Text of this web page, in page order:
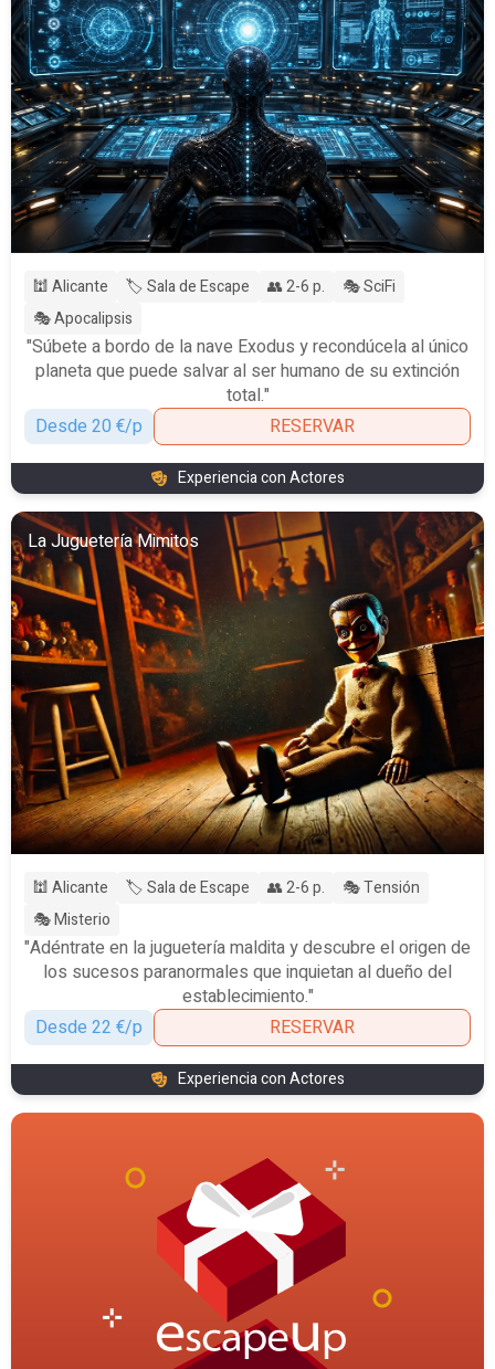
🕍 Alicante 🏷️ Sala de Escape 👥 2-6 p.
🎭 SciFi
🎭 Apocalipsis
"Súbete a bordo de la nave Exodus y recondúcela al único
planeta que puede salvar al ser humano de su extinción
total."
Desde 20 €/p
RESERVAR
Experiencia con Actores
La Juguetería Mimitos
🕍 Alicante 🏷️ Sala de Escape 👥 2-6 p.
🎭 Tensión
🎭 Misterio
"Adéntrate en la juguetería maldita y descubre el origen de
los sucesos paranormales que inquietan al dueño del
establecimiento."
Desde 22 €/p
RESERVAR
Experiencia con Actores